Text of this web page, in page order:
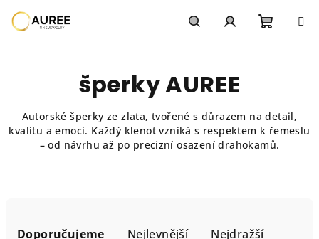
na
obsah
šperky AUREE
Autorské šperky ze zlata, tvořené s důrazem na detail,
kvalitu a emoci. Každý klenot vzniká s respektem k řemeslu
– od návrhu až po precizní osazení drahokamů.
Doporučujeme Nejlevnější Nejdražší